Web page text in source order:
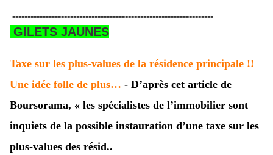
------------------------------------------------------------------
GILETS JAUNES
Taxe sur les plus-values de la résidence principale !!
Une idée folle de plus… - D’après cet article de
Boursorama, « les spécialistes de l’immobilier sont
inquiets de la possible instauration d’une taxe sur les
plus-values des résid..